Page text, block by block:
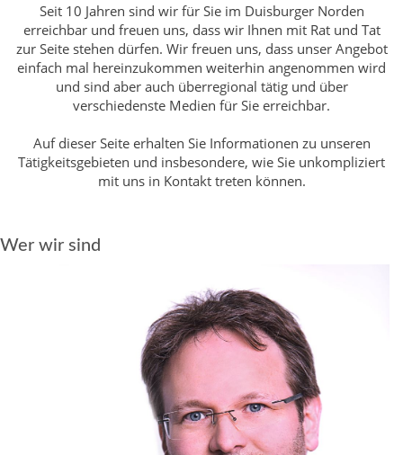
Seit 10 Jahren sind wir für Sie im Duisburger Norden
erreichbar und freuen uns, dass wir Ihnen mit Rat und Tat
zur Seite stehen dürfen. Wir freuen uns, dass unser Angebot
einfach mal hereinzukommen weiterhin angenommen wird
und sind aber auch überregional tätig und über
verschiedenste Medien für Sie erreichbar.
Auf dieser Seite erhalten Sie Informationen zu unseren
Tätigkeitsgebieten und insbesondere, wie Sie unkompliziert
mit uns in Kontakt treten können.
Wer wir sind